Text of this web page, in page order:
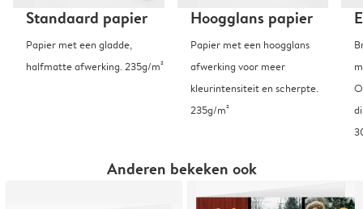
Standaard papier
Papier met een gladde,
halfmatte afwerking. 235g/m²
Hoogglans papier
Papier met een hoogglans
afwerking voor meer
kleurintensiteit en scherpte.
235g/m²
Anderen bekeken ook